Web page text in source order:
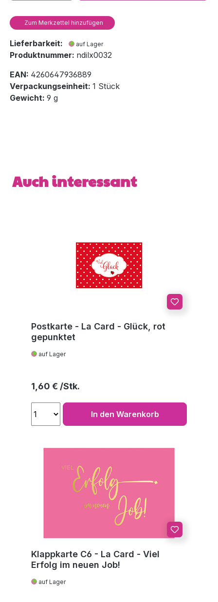
Zum Merkzettel hinzufügen
Lieferbarkeit: auf Lager
Produktnummer: ndilx0032
EAN: 4260647936889
Verpackungseinheit: 1 Stück
Gewicht: 9 g
Produktgalerie überspringen
Auch interessant
Postkarte - La Card - Glück, rot
gepunktet
auf Lager
Regulärer Preis:
1,60 €
In den Warenkorb
Klappkarte C6 - La Card - Viel
Erfolg im neuen Job!
auf Lager